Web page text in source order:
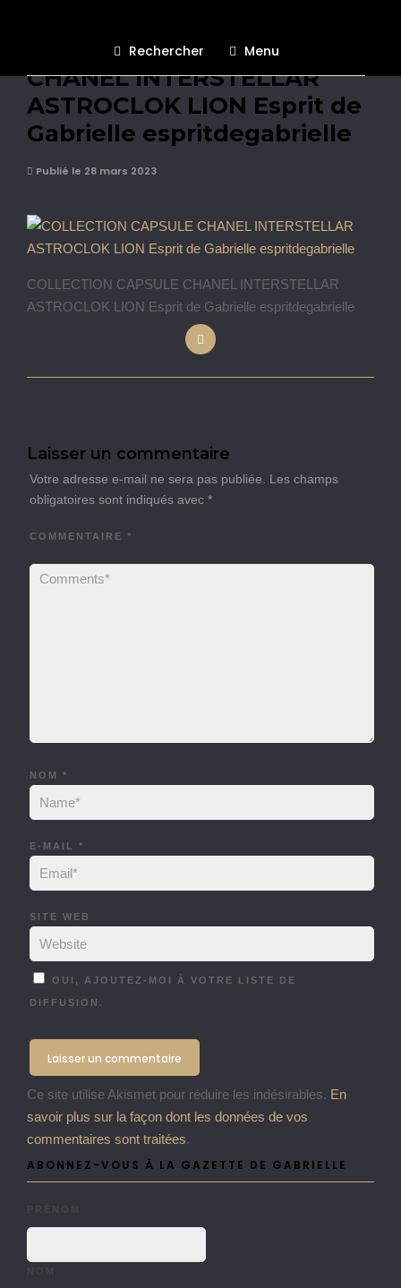
Rechercher Menu
COLLECTION CAPSULE
CHANEL INTERSTELLAR
ASTROCLOK LION Esprit de
Gabrielle espritdegabrielle
Publié le 28 mars 2023
COLLECTION CAPSULE CHANEL INTERSTELLAR
ASTROCLOK LION Esprit de Gabrielle espritdegabrielle
Laisser un commentaire
Votre adresse e-mail ne sera pas publiée.
Les champs
obligatoires sont indiqués avec *
COMMENTAIRE *
NOM *
E-MAIL *
SITE WEB
OUI, AJOUTEZ-MOI À VOTRE LISTE DE
DIFFUSION.
Ce site utilise Akismet pour réduire les indésirables. En
savoir plus sur la façon dont les données de vos
commentaires sont traitées.
ABONNEZ-VOUS À LA GAZETTE DE GABRIELLE